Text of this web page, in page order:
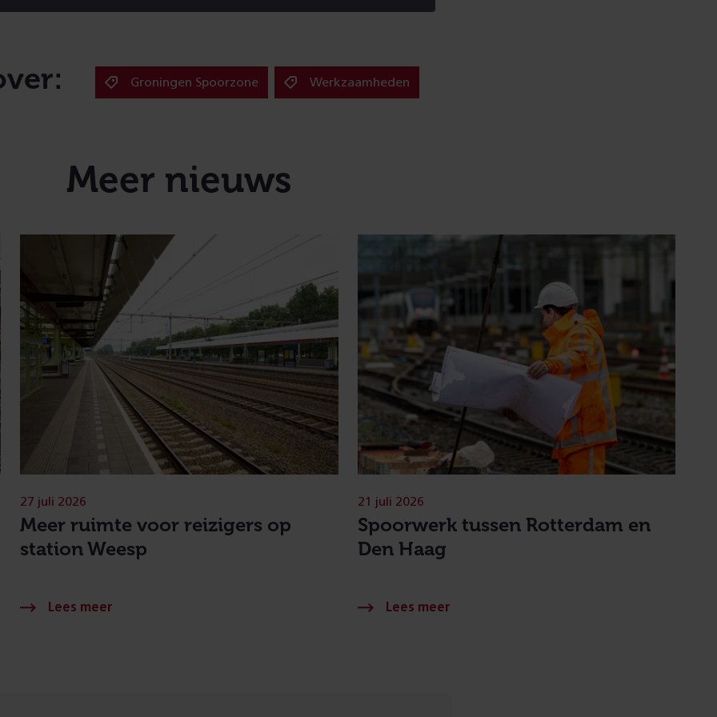
Groningen Spoorzone Werkzaamheden
Meer nieuws
Meer ruimte voor reizigers op
station Weesp
27 juli 2026
Spoorwerk tussen Rotterdam en
Den Haag
21 juli 2026